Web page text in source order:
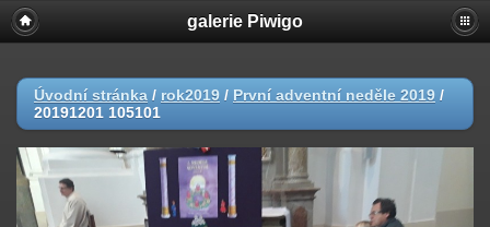
galerie Piwigo
Úvodní stránka / rok2019 / První adventní neděle 2019 /
20191201 105101